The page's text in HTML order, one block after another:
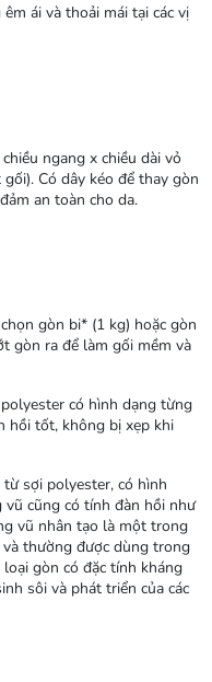
ái và thoải mái tại các vị
ngang x chiều dài vỏ
Có dây kéo để thay gòn
an toàn cho da.
gòn bi* (1 kg) hoặc gòn
gòn ra để làm gối mềm và
có hình dạng từng
hồi tốt, không bị xẹp khi
sợi polyester, có hình
cũng có tính đàn hồi như
vũ nhân tạo là một trong
thường được dùng trong
gòn có đặc tính kháng
sôi và phát triển của các